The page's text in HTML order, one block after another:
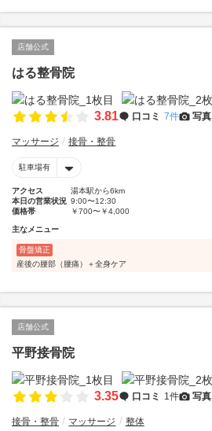
店舗公式
はる整骨院
3.81 口コミ 7件 写真
マッサージ 接骨・整骨
駐車場有
アクセス
湯本駅から6km
本日の営業状況 9:00〜12:30
価格帯
￥700〜￥4,000
主なメニュー
骨盤矯正
産後の腰部（腰痛）＋全身ケア
店舗公式
平野接骨院
3.35 口コミ 1件 写真
接骨・整骨 マッサージ 整体